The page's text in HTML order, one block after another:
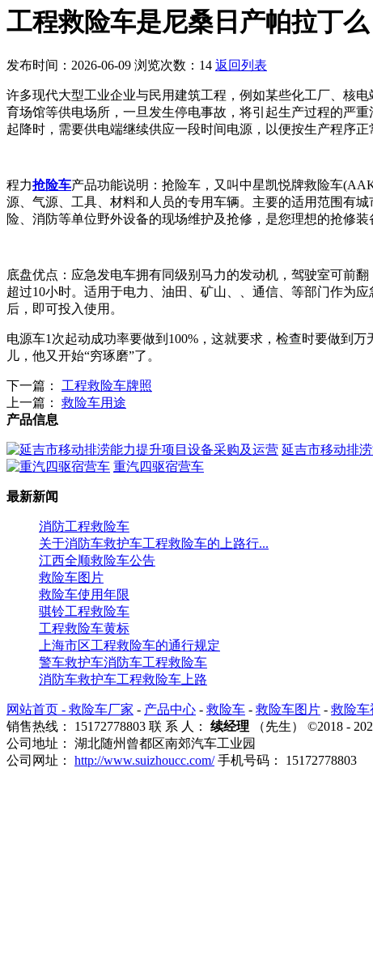
工程救险车是尼桑日产帕拉丁么
发布时间：2026-06-09 浏览次数：14 返回列表
许多现代大型工业企业与民用建筑工程，例如某些化工厂、核
育场馆等供电场所，一旦发生停电事故，将引起生产过程的严
起降时，需要供电端继续供应一段时间电源，以便按生产程序
程力抢险车产品功能说明：抢险车，又叫中星凯悦牌救险车
源、气源、工具、材料和人员的专用车辆。主要的适用范围有
险、消防等单位野外设备的现场维护及抢修，是您理想的抢修装
底盘优点：应急发电车拥有同级别马力的发动机，驾驶室可前
超过10小时。适用于电力、油田、矿山、、通信、等部门作为
后，即可投入使用。
电源车1次起动成功率要做到100%，这就要求，检查时要做到
儿，他又开始“穷琢磨”了。
下一篇： 工程救险车牌照
上一篇： 救险车用途
产品信息
延吉市移动排
重汽四驱宿营车
最新新闻
消防工程救险车
关于消防车救护车工程救险车的上路行...
江西全顺救险车公告
救险车图片
救险车使用年限
骐铃工程救险车
工程救险车黄标
上海市区工程救险车的通行规定
警车救护车消防车工程救险车
消防车救护车工程救险车上路
网站首页 - 救险车厂家 - 产品中心 - 救险车 - 救险车图片 - 救险车
销售热线： 15172778803 联 系 人： 续经理 （先生） ©2018 -
公司地址： 湖北随州曾都区南郊汽车工业园
公司网址： http://www.suizhoucc.com/手机号码： 15172778803